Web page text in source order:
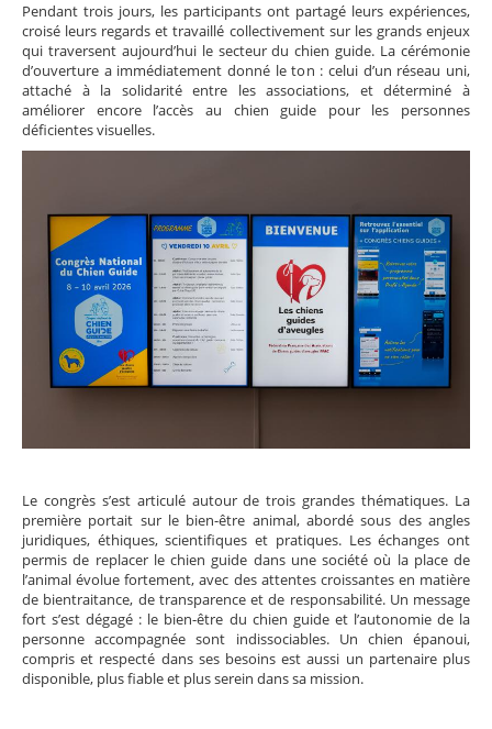
Pendant trois jours, les participants ont partagé leurs expériences,
croisé leurs regards et travaillé collectivement sur les grands enjeux
qui traversent aujourd’hui le secteur du chien guide. La cérémonie
d’ouverture a immédiatement donné le ton : celui d’un réseau uni,
attaché à la solidarité entre les associations, et déterminé à
améliorer encore l’accès au chien guide pour les personnes
déficientes visuelles.
Le congrès s’est articulé autour de trois grandes thématiques. La
première portait sur le bien-être animal, abordé sous des angles
juridiques, éthiques, scientifiques et pratiques. Les échanges ont
permis de replacer le chien guide dans une société où la place de
l’animal évolue fortement, avec des attentes croissantes en matière
de bientraitance, de transparence et de responsabilité. Un message
fort s’est dégagé : le bien-être du chien guide et l’autonomie de la
personne accompagnée sont indissociables. Un chien épanoui,
compris et respecté dans ses besoins est aussi un partenaire plus
disponible, plus fiable et plus serein dans sa mission.